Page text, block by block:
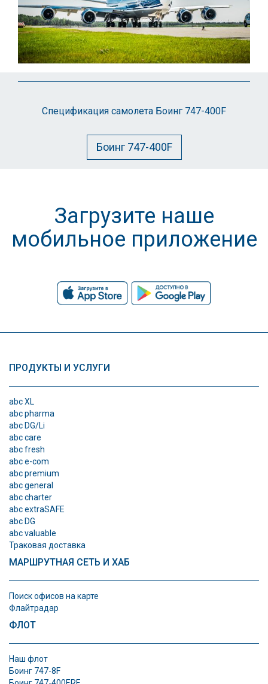
Спецификация самолета Боинг 747-400F
Боинг 747-400F
Загрузите наше
мобильное приложение
ПРОДУКТЫ И УСЛУГИ
abc XL
abc pharma
abc DG/Li
abc care
abc fresh
abc e-com
abc premium
abc general
abc charter
abc extraSAFE
abc DG
abc valuable
Траковая доставка
МАРШРУТНАЯ СЕТЬ И ХАБ
Поиск офисов на карте
Флайтрадар
ФЛОТ
Наш флот
Боинг 747-8F